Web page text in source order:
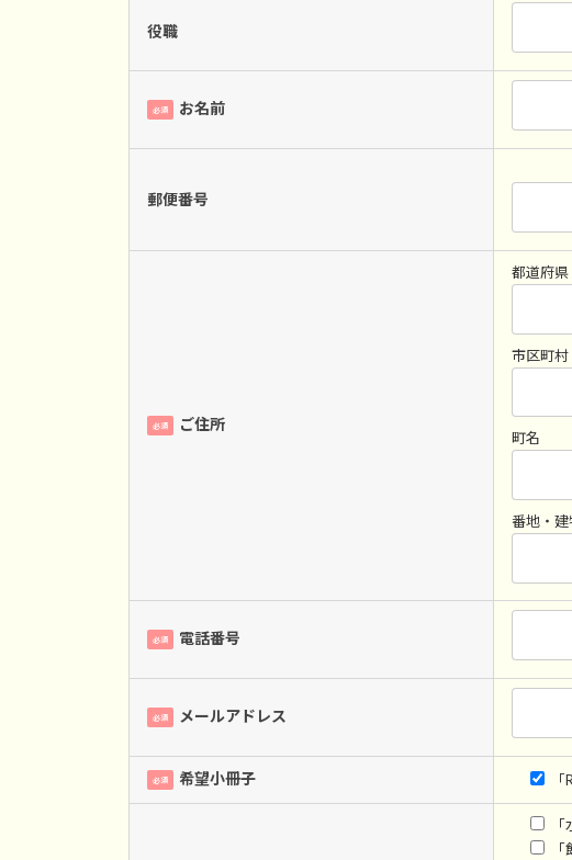
役職
必須 お名前
郵便番号
必須 ご住所
都道府県
市区町村
町名
番地・建
必須 電話番号
必須 メールアドレス
必須 希望小冊子